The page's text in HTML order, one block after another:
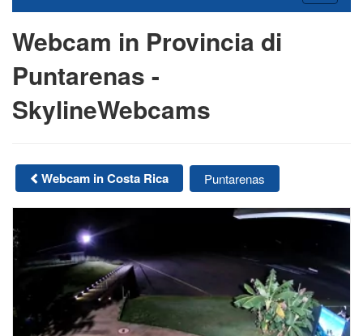
Webcam in Provincia di
Puntarenas -
SkylineWebcams
Webcam in Costa Rica Puntarenas